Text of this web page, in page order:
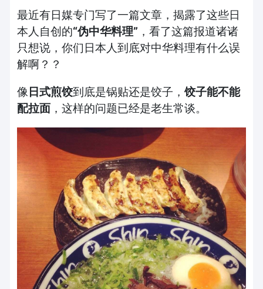
最近有日媒专门写了一篇文章，揭露了这些日
本人自创的“伪中华料理” ，看了这篇报道诸诸
只想说，你们日本人到底对中华料理有什么误
解啊？？
像日式煎饺到底是锅贴还是饺子，饺子能不能
配拉面，这样的问题已经是老生常谈。